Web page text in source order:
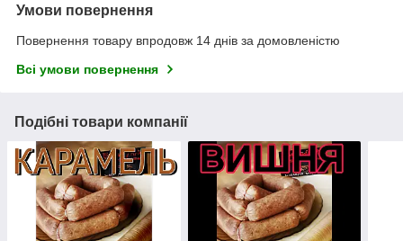
Умови повернення
Повернення товару впродовж 14 днів за домовленістю
Всі умови повернення
Подібні товари компанії